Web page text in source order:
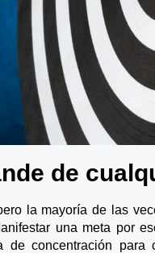
de
la mayoría de las
una meta por
concentración para